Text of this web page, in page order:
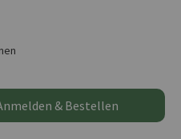
& Bestellen